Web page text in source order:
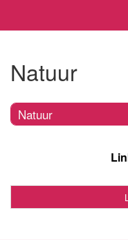
Natuur
Natuur